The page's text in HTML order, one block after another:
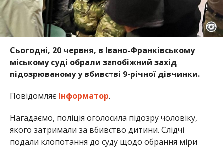
Сьогодні, 20 червня, в Івано-Франківському
міському суді обрали запобіжний захід
підозрюваному у вбивстві 9-річної дівчинки.
Повідомляє Інформатор.
Нагадаємо, поліція оголосила підозру чоловіку,
якого затримали за вбивство дитини. Слідчі
подали клопотання до суду щодо обрання міри